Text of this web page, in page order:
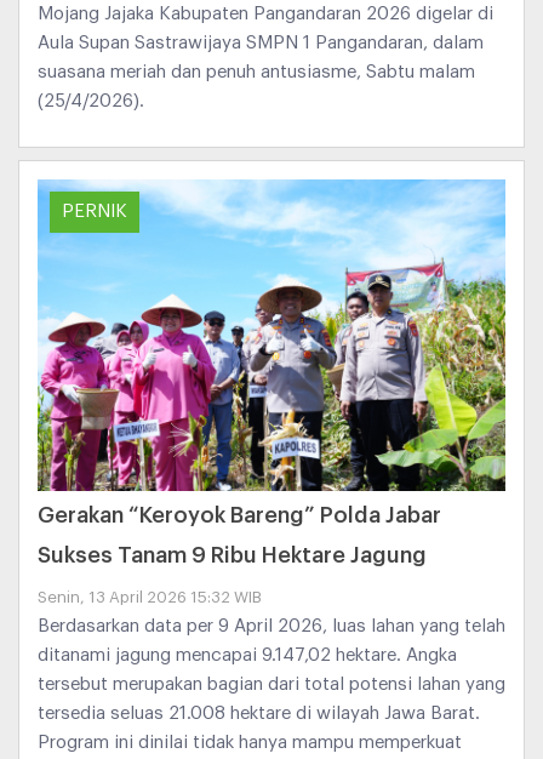
Mojang Jajaka Kabupaten Pangandaran 2026 digelar di
Aula Supan Sastrawijaya SMPN 1 Pangandaran, dalam
suasana meriah dan penuh antusiasme, Sabtu malam
(25/4/2026).
PERNIK
Gerakan “Keroyok Bareng” Polda Jabar
Sukses Tanam 9 Ribu Hektare Jagung
Senin, 13 April 2026 15:32 WIB
Berdasarkan data per 9 April 2026, luas lahan yang telah
ditanami jagung mencapai 9.147,02 hektare. Angka
tersebut merupakan bagian dari total potensi lahan yang
tersedia seluas 21.008 hektare di wilayah Jawa Barat.
Program ini dinilai tidak hanya mampu memperkuat